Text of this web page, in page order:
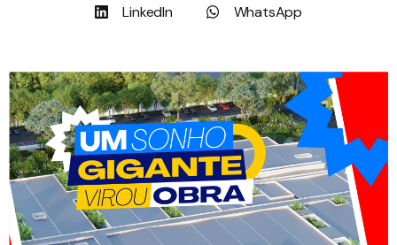
LinkedIn
WhatsApp